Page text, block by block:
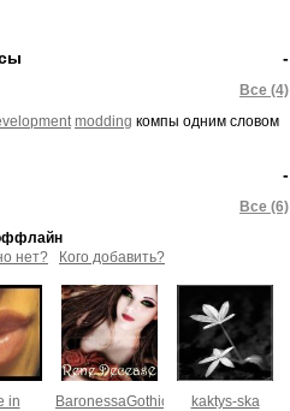
-
Все (4)
modding компы одним словом
-
Все (6)
нет?
Кого добавить?
in
BaronessaGothic kaktys-ska